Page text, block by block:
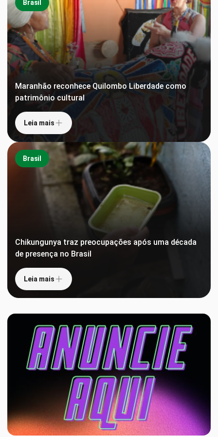
Brasil
Maranhão reconhece Quilombo Liberdade como
patrimônio cultural
Leia mais
Brasil
Chikungunya traz preocupações após uma década
de presença no Brasil
Leia mais